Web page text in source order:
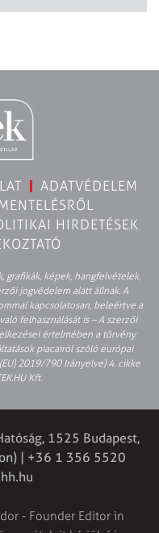
ADATVÉDELEM
HIRDETÉSEK
grafikák, képek, hangfelvételek,
jogvédelem alatt állnak. A
kapcsolatosan, beleértve a
felhasználását is – A szerzői
értelmében a törvény
piacairól szóló európai
2019/790 Irányelve) 4. cikke
Kft.
1525 Budapest,
| +36 1 356 5520
- Founder Editor in